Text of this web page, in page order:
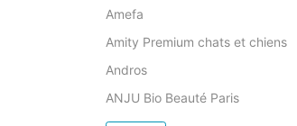
Amefa
Amity Premium chats et chiens
Andros
ANJU Bio Beauté Paris